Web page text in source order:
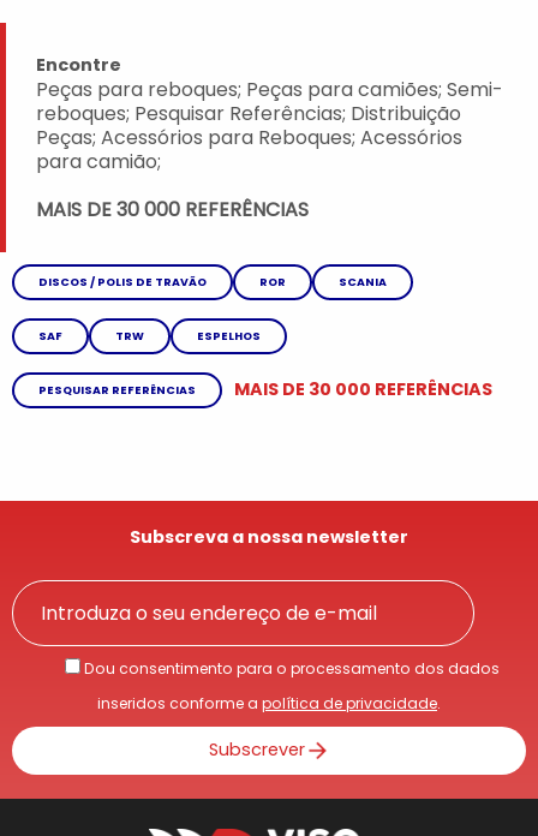
Encontre
Peças para reboques; Peças para camiões; Semi-
reboques; Pesquisar Referências; Distribuição
Peças; Acessórios para Reboques; Acessórios
para camião;
MAIS DE 30 000 REFERÊNCIAS
DISCOS / POLIS DE TRAVÃO ROR SCANIA
SAF TRW ESPELHOS
PESQUISAR REFERÊNCIAS MAIS DE 30 000 REFERÊNCIAS
Subscreva a nossa newsletter
Dou consentimento para o processamento dos dados
inseridos conforme a política de privacidade.
Subscrever